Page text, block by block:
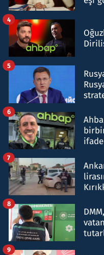
4
5
6
7
8
9